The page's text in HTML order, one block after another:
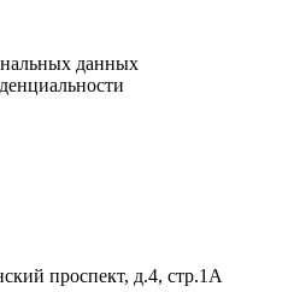
данных
проспект, д.4, стр.1А